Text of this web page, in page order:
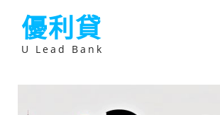
優利貸
U Lead Bank